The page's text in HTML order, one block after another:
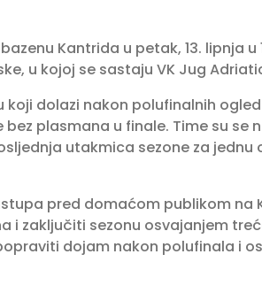
bazenu Kantrida u petak, 13. lipnja
u kojoj se sastaju VK Jug
koji dolazi nakon polufinalnih
plasmana u finale. Time su se
utakmica sezone za
pred domaćom publikom
i zaključiti sezonu osvajanjem
dojam nakon polufinala i